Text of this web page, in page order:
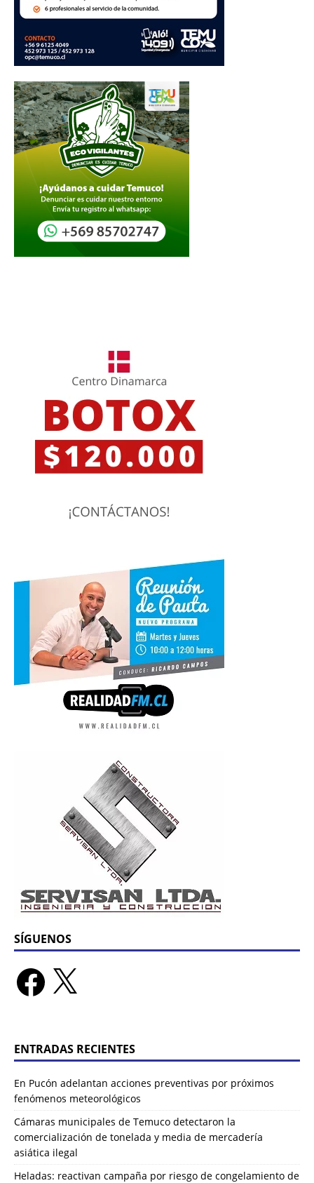
SÍGUENOS
ENTRADAS RECIENTES
En Pucón adelantan acciones preventivas por próximos
fenómenos meteorológicos
Cámaras municipales de Temuco detectaron la
comercialización de tonelada y media de mercadería
asiática ilegal
Heladas: reactivan campaña por riesgo de congelamiento de